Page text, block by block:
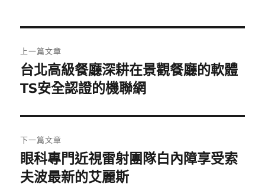
章
導
覽
上一篇文章
上
一
文
章:
台北高級餐廳深耕在景觀餐廳的軟體
TS安全認證的機聯網
下一篇文章
下
一
眼科專門近視雷射團隊白內障享受索
夫波最新的艾麗斯